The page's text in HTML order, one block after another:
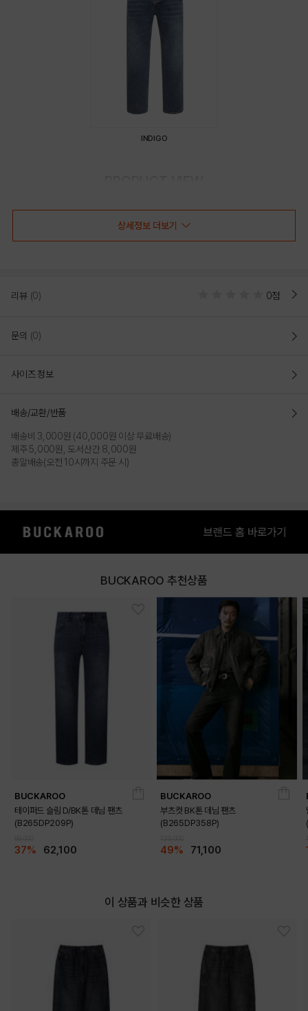
INDIGO
DETAILS
상세정보 더보기
리뷰 (0) 0점
문의 (0)
사이즈 정보
배송/교환/반품
배송비 3,000원 (40,000원 이상 무료배송)
제주 5,000원, 도서산간 8,000원
총알배송(오전 10시까지 주문 시)
BUCKAROO 추천상품
BUCKAROO
테이퍼드 슬림 D/BK톤 데님 팬츠
(B265DP209P)
37% 62,100
BUCKAROO
부츠컷 BK톤 데님 팬츠
(B265DP358P)
49% 71,100
이 상품과 비슷한 상품